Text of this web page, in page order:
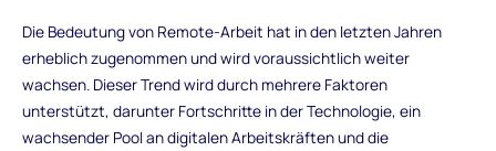
Die Bedeutung von Remote-Arbeit hat in den letzten Jahren
erheblich zugenommen und wird voraussichtlich weiter
wachsen. Dieser Trend wird durch mehrere Faktoren
unterstützt, darunter Fortschritte in der Technologie, ein
wachsender Pool an digitalen Arbeitskräften und die